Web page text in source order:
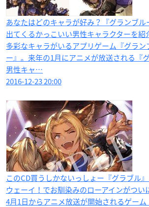
あなたはどのキャラが好み？『グランブル
出てくるかっこいい男性キャラクターを紹
多彩なキャラがいるアプリゲーム『グラン
ー』。来年の1月にアニメが放送される『
男性キャ…
2016-12-23 20:00
このCD買うしかないっしょー『グラブル
ウェーイ！でお馴染みのローアインがつい
4月1日からアニメ放送が開始されるゲーム